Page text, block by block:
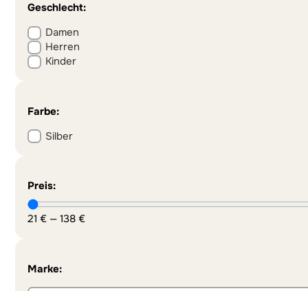
Geschlecht:
Damen
Herren
Kinder
Farbe:
Silber
Preis:
21 €— 138 €
Marke: